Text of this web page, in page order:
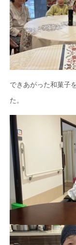
できあがった和菓子
た。